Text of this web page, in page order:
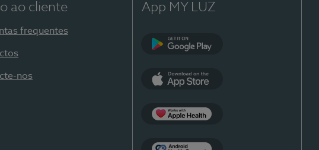
ao cliente
frequentes
nos
App MY LUZ